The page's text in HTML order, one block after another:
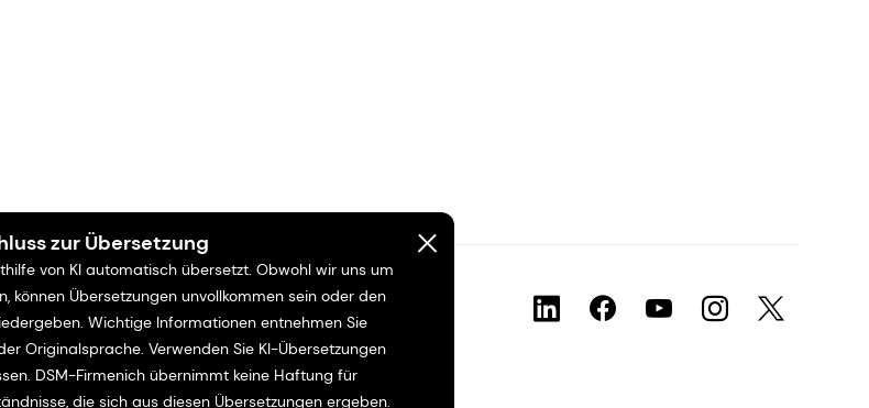
zur Übersetzung
von KI automatisch übersetzt. Obwohl wir uns um
können Übersetzungen unvollkommen sein oder den
Wichtige Informationen entnehmen Sie
Originalsprache. Verwenden Sie KI-Übersetzungen
DSM-Firmenich übernimmt keine Haftung für
die sich aus diesen Übersetzungen ergeben.